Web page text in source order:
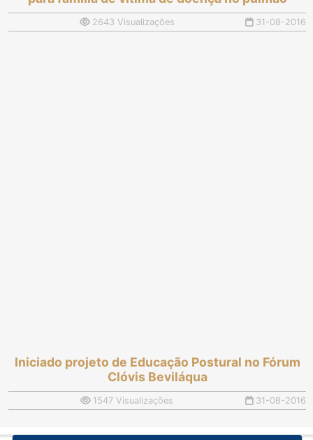
2643 Visualizações 31-08-2016
Iniciado projeto de Educação Postural no Fórum
Clóvis Beviláqua
1547 Visualizações 31-08-2016